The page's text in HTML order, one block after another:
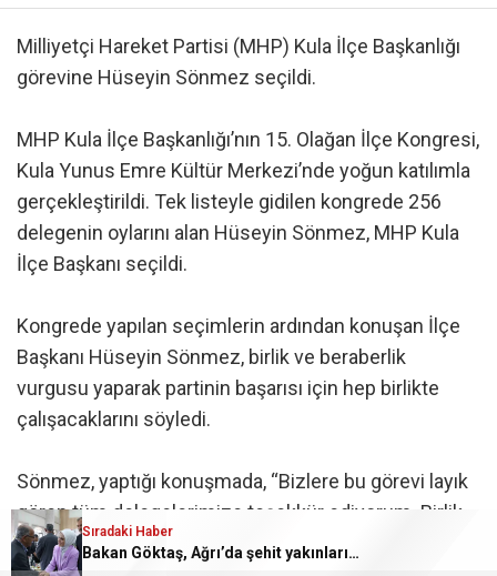
Milliyetçi Hareket Partisi (MHP) Kula İlçe Başkanlığı
görevine Hüseyin Sönmez seçildi.
MHP Kula İlçe Başkanlığı’nın 15. Olağan İlçe Kongresi,
Kula Yunus Emre Kültür Merkezi’nde yoğun katılımla
gerçekleştirildi. Tek listeyle gidilen kongrede 256
delegenin oylarını alan Hüseyin Sönmez, MHP Kula
İlçe Başkanı seçildi.
Kongrede yapılan seçimlerin ardından konuşan İlçe
Başkanı Hüseyin Sönmez, birlik ve beraberlik
vurgusu yaparak partinin başarısı için hep birlikte
çalışacaklarını söyledi.
Sönmez, yaptığı konuşmada, “Bizlere bu görevi layık
gören tüm delegelerimize teşekkür ediyorum. Birlik
ve beraberlik içerisinde, teşkilatımızın gücünü daha
Sıradaki Haber
Bakan Göktaş, Ağrı’da şehit yakınları ve gazilerle buluştu: “Terörsüz Türkiye tarihi bir adımdır”